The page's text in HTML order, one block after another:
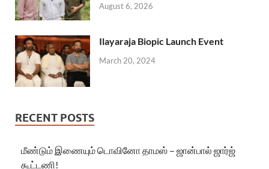
August 6, 2026
Ilayaraja Biopic Launch Event
March 20, 2024
RECENT POSTS
மீண்டும் இணையும் டொவினோ தாமஸ் – ஜான்பால் ஜார்ஜ்
கூட்டணி!